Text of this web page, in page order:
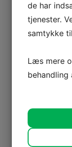
de har
tjenester.
samtykke
Læs mere
behandling